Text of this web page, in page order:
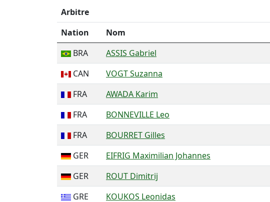
Arbitre
Nation
Nom
BRA
ASSIS Gabriel
CAN
VOGT Suzanna
FRA
AWADA Karim
FRA
BONNEVILLE Leo
FRA
BOURRET Gilles
GER
EIFRIG Maximilian Johannes
GER
ROUT Dimitrij
GRE
KOUKOS Leonidas